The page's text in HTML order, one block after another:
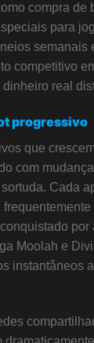
compra de
para
semanais
competitivo
dinheiro real
progressivo
que
com
Cada
Moolah e
instantâneos